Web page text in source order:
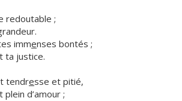
redoutable ;
immenses bontés ;
ta justice.
tendresse et pitié,
plein d’amour ;